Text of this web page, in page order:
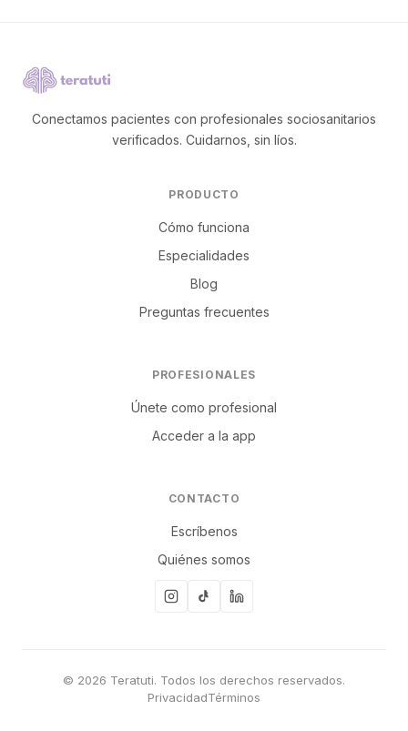
Conectamos pacientes con profesionales sociosanitarios
verificados. Cuidarnos, sin líos.
PRODUCTO
Cómo funciona
Especialidades
Blog
Preguntas frecuentes
PROFESIONALES
Únete como profesional
Acceder a la app
CONTACTO
Escríbenos
Quiénes somos
© 2026 Teratuti. Todos los derechos reservados.
PrivacidadTérminos